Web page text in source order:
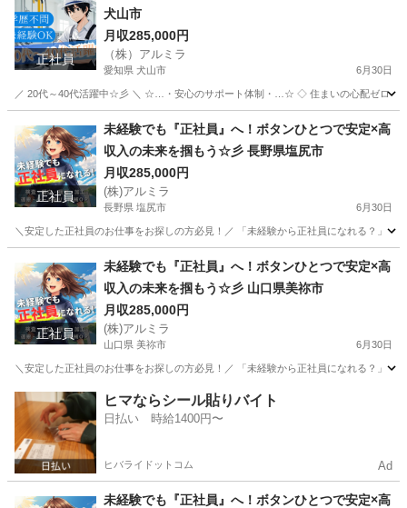
正社員
犬山市
月収285,000円
（株）アルミラ
愛知県 犬山市 6月30日
／ 20代～40代活躍中☆彡 ＼ ☆…・安心のサポート体制・…☆ ◇ 住まいの心配ゼロ！
工場 未経験
正社員
未経験でも『正社員』へ！ボタンひとつで安定×高
収入の未来を掴もう☆彡 長野県塩尻市
月収285,000円
(株)アルミラ
長野県 塩尻市 6月30日
＼安定した正社員のお仕事をお探しの方必見！／ 「未経験から正社員になれる？」
工場 未経験
正社員
未経験でも『正社員』へ！ボタンひとつで安定×高
収入の未来を掴もう☆彡 山口県美祢市
月収285,000円
(株)アルミラ
山口県 美祢市 6月30日
＼安定した正社員のお仕事をお探しの方必見！／ 「未経験から正社員になれる？」
山口 美祢市 工場 未経験
ヒマならシール貼りバイト
日払い 時給1400円〜
ヒバライドットコム Ad
未経験でも『正社員』へ！ボタンひとつで安定×高